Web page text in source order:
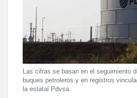
Las cifras se basan en el seguimiento
buques petroleros y en registros
la estatal Pdvsa.